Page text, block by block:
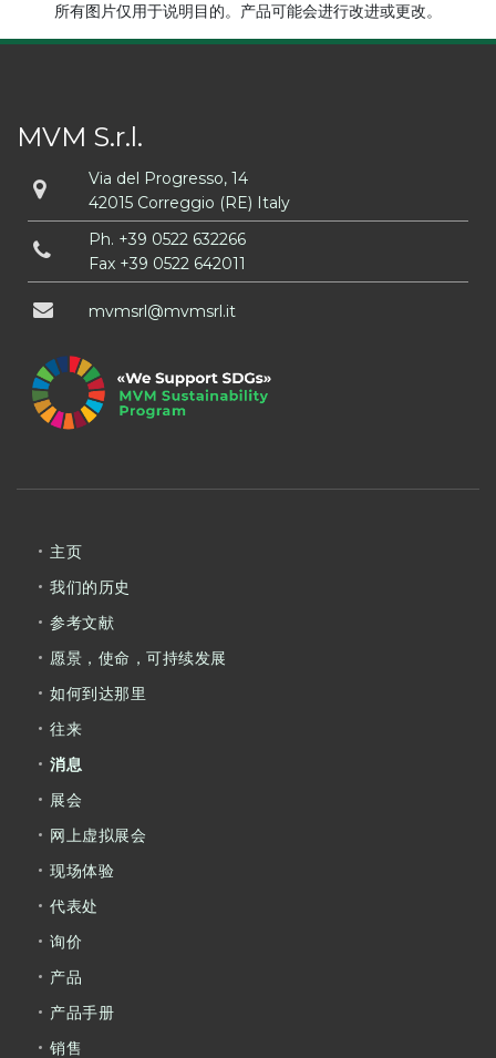
所有图片仅用于说明目的。产品可能会进行改进或更改。
MVM S.r.l.
Via del Progresso, 14
42015 Correggio (RE) Italy
Ph. +39 0522 632266
Fax +39 0522 642011
mvmsrl mvmsrl it
主页
我们的历史
参考文献
愿景，使命，可持续发展
如何到达那里
往来
消息
展会
网上虚拟展会
现场体验
代表处
询价
产品
产品手册
销售